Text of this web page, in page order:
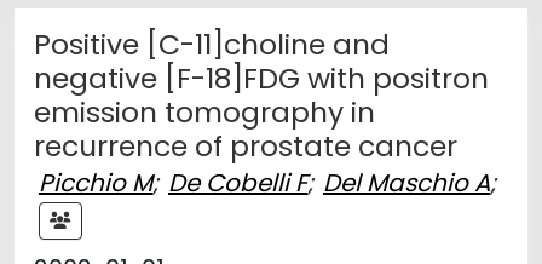
Positive [C-11]choline and
negative [F-18]FDG with positron
emission tomography in
recurrence of prostate cancer
Picchio M; De Cobelli F; Del Maschio A;